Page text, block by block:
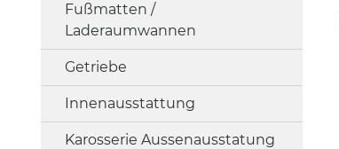
Fußmatten /
Laderaumwannen
Getriebe
Innenausstattung
Karosserie Aussenausstatung